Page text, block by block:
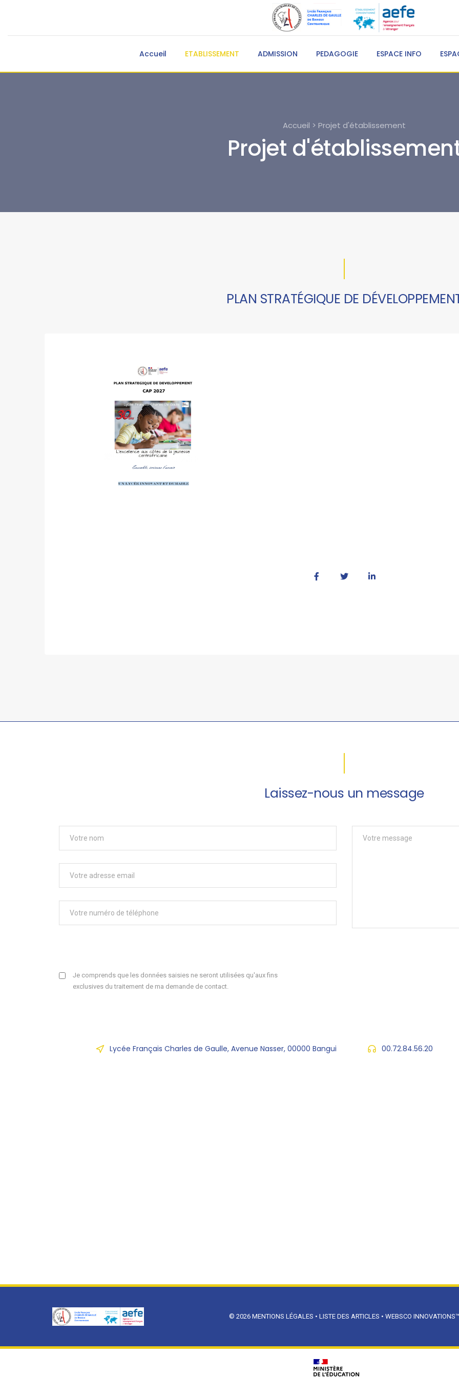
Accueil ETABLISSEMENT ADMISSION PEDAGOGIE ESPACE INFO
Accueil > Projet d'établissement
Projet
PLAN STRATÉGIQUE DE
Laissez-nous un message
Je comprends que les données saisies ne seront utilisées qu'aux fins
exclusives du traitement de ma demande de contact.
Lycée Français Charles de Gaulle, Avenue Nasser, 00000 Bangui 00.72.84.56.20
© 2026 MENTIONS LÉGALES • LISTE DES ARTICLES • WEBSCO INNOVATIONS™